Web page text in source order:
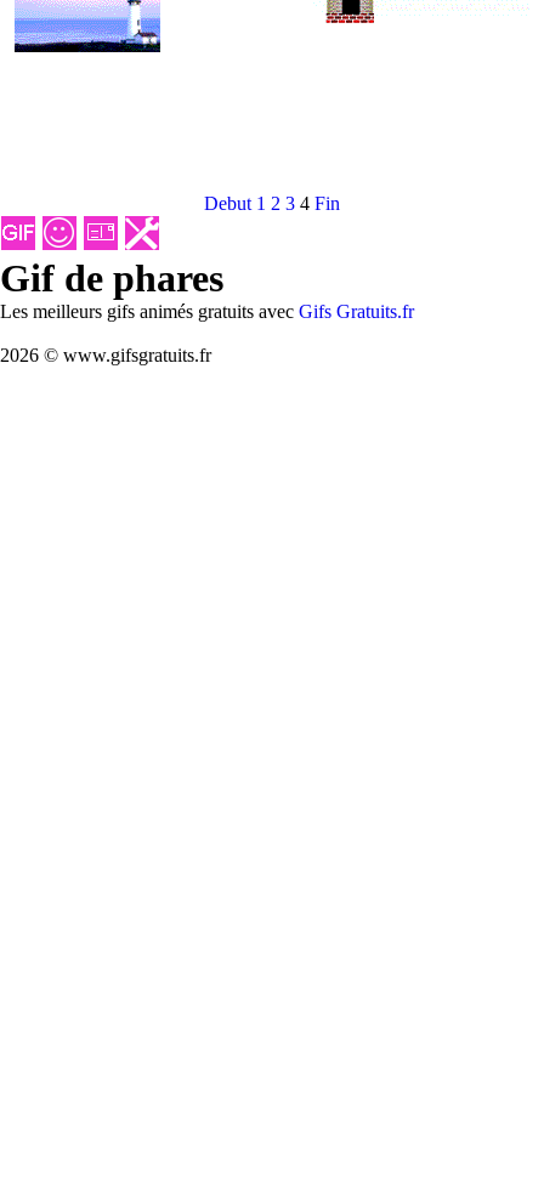
Debut 1 2 3 4 Fin
Gif de phares
Les meilleurs gifs animés gratuits avec Gifs Gratuits.fr
2026 © www.gifsgratuits.fr